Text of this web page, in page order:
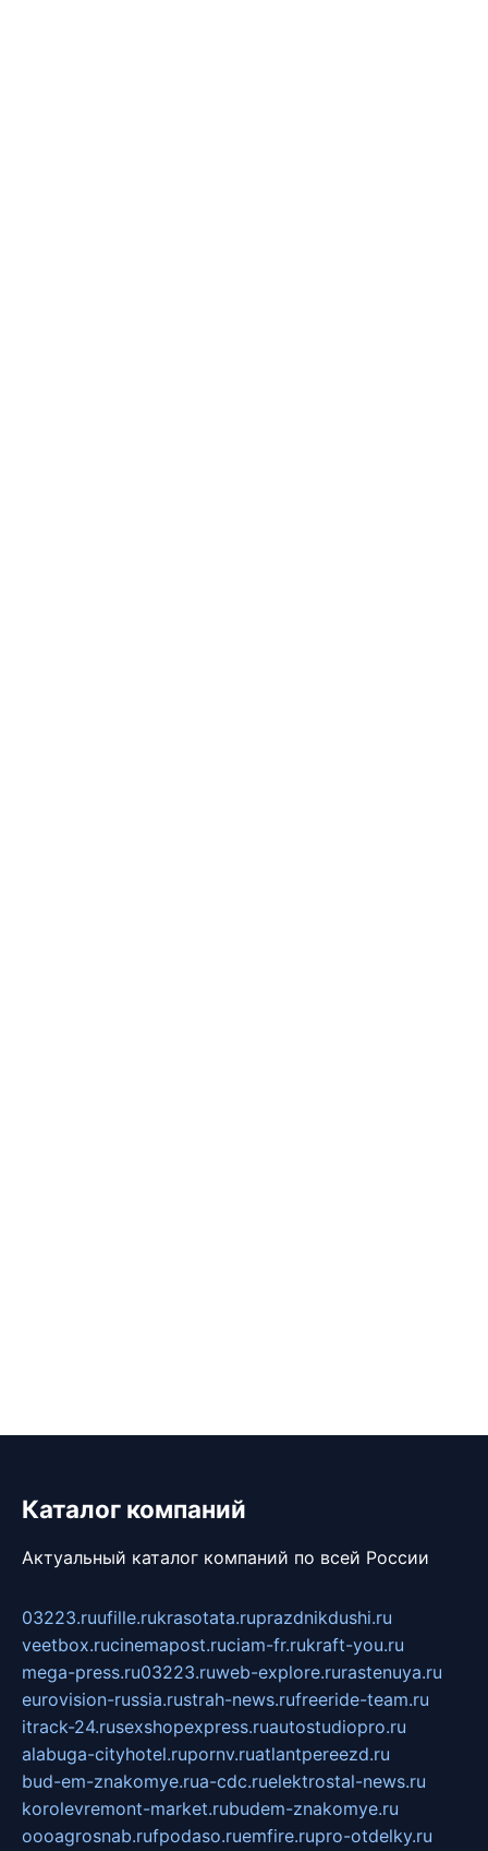
Каталог компаний
Актуальный каталог компаний по всей России
03223.ruufille.rukrasotata.ruprazdnikdushi.ru
veetbox.rucinemapost.ruciam-fr.rukraft-you.ru
mega-press.ru03223.ruweb-explore.rurastenuya.ru
eurovision-russia.rustrah-news.rufreeride-team.ru
itrack-24.rusexshopexpress.ruautostudiopro.ru
alabuga-cityhotel.rupornv.ruatlantpereezd.ru
bud-em-znakomye.rua-cdc.ruelektrostal-news.ru
korolevremont-market.rubudem-znakomye.ru
oooagrosnab.rufpodaso.ruemfire.rupro-otdelky.ru